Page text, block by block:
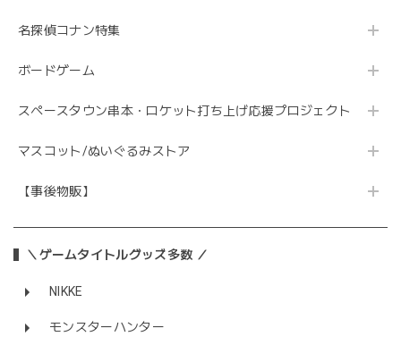
名探偵コナン特集
ボードゲーム
スペースタウン串本・ロケット打ち上げ応援プロジェクト
マスコット/ぬいぐるみストア
【事後物販】
＼ゲームタイトルグッズ多数 ／
NIKKE
モンスターハンター